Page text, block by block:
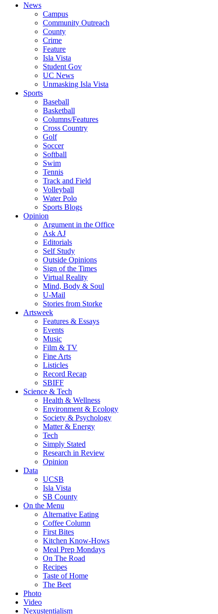
News
Campus
Community Outreach
County
Crime
Feature
Isla Vista
Student Gov
UC News
Unmasking Isla Vista
Sports
Baseball
Basketball
Columns/Features
Cross Country
Golf
Soccer
Softball
Swim
Tennis
Track and Field
Volleyball
Water Polo
Sports Blogs
Opinion
Argument in the Office
Ask AJ
Editorials
Self Study
Outside Opinions
Sign of the Times
Virtual Reality
Mind, Body & Soul
U-Mail
Stories from Storke
Artsweek
Features & Essays
Events
Music
Film & TV
Fine Arts
Listicles
Record Recap
SBIFF
Science & Tech
Health & Wellness
Environment & Ecology
Society & Psychology
Matter & Energy
Tech
Simply Stated
Research in Review
Opinion
Data
UCSB
Isla Vista
SB County
On the Menu
Alternative Eating
Coffee Column
First Bites
Kitchen Know-Hows
Meal Prep Mondays
On The Road
Recipes
Taste of Home
The Beet
Photo
Video
Nexustentialism